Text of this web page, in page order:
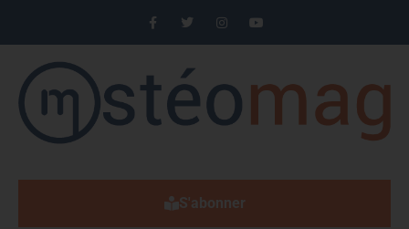
S'abonner